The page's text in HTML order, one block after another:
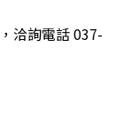
，洽詢電話 037-